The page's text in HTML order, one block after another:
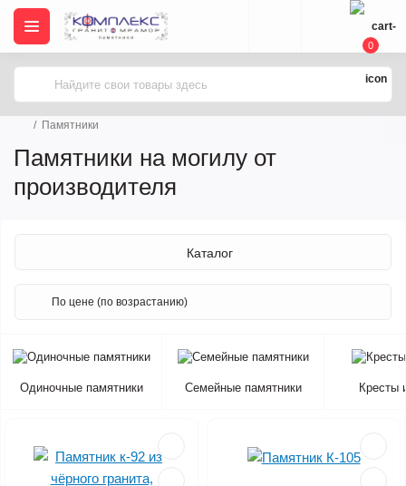
0
Памятники
Памятники на могилу от
производителя
Каталог
Одиночные памятники Семейные памятники Кресты